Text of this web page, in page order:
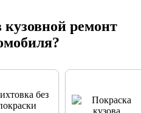
кузовной ремонт
вмятин
повреждения
Локальная и